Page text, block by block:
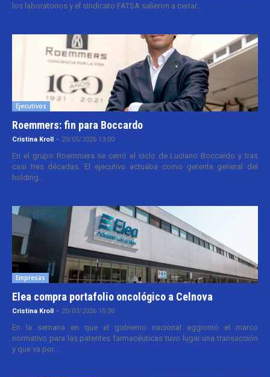
los laboratorios y el sindicato FATSA salieron a cerrar...
Ejecutivos
Roemmers: fin para Boccardo
Cristina Kroll - 20/05/2026 13:00
En el grupo Roemmers se cerró el ciclo de Luciano Boccardo y tras
casi tres décadas. El ejecutivo actuaba como gerente general del
holding...
Empresas
Elea compra portafolio oncológico a Celnova
Cristina Kroll - 20/03/2026 10:30
En la semana en que el gobierno nacional aggiornó el marco
normativo para las patentes farmacéuticas tuvo lugar una transacción
y que va por...